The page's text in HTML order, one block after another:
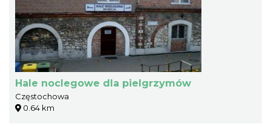
Hale noclegowe dla pielgrzymów
Częstochowa
0.64 km